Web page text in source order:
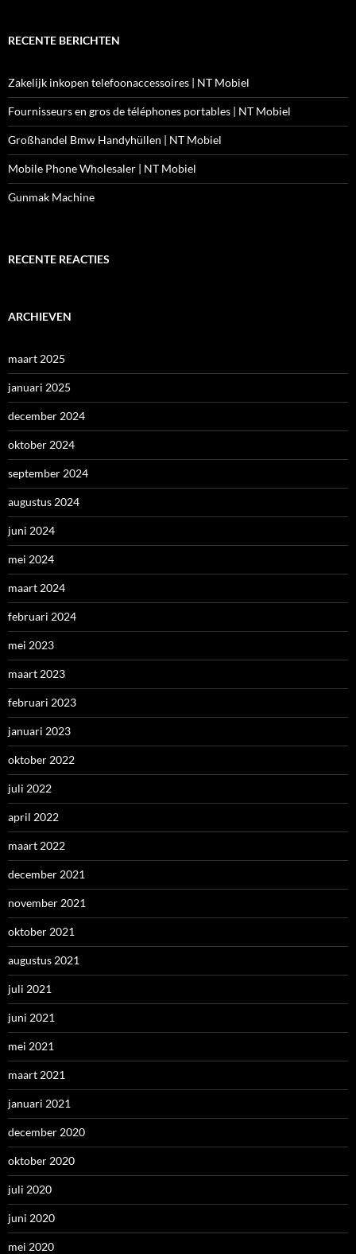
RECENTE BERICHTEN
Zakelijk inkopen telefoonaccessoires | NT Mobiel
Fournisseurs en gros de téléphones portables | NT Mobiel
Großhandel Bmw Handyhüllen | NT Mobiel
Mobile Phone Wholesaler | NT Mobiel
Gunmak Machine
RECENTE REACTIES
ARCHIEVEN
maart 2025
januari 2025
december 2024
oktober 2024
september 2024
augustus 2024
juni 2024
mei 2024
maart 2024
februari 2024
mei 2023
maart 2023
februari 2023
januari 2023
oktober 2022
juli 2022
april 2022
maart 2022
december 2021
november 2021
oktober 2021
augustus 2021
juli 2021
juni 2021
mei 2021
maart 2021
januari 2021
december 2020
oktober 2020
juli 2020
juni 2020
mei 2020